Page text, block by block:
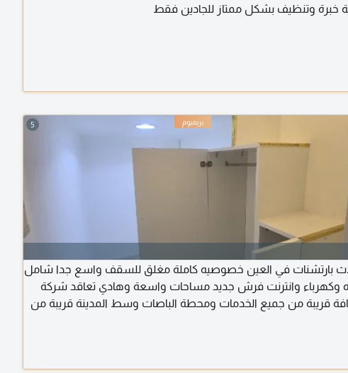
خبرة وتنظيف بشكل ممتاز للجادين فقط
5
بارتشنات في العين خصوصيه كاملة مغلق للسقف واسع جدا شامل
وكهرباء وانترنت فرش جديد مساحات واسعة وهادي تعاقد شركة
قريبة من جميع الخدمات ومحطة الباصات وسط المدينة قريبة من